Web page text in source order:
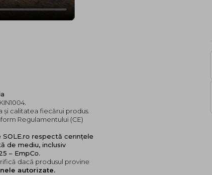
și calitatea fiecărui produs.
Regulamentului (CE)
respectă cerințele
de mediu, inclusiv
– EmpCo.
dacă produsul provine
autorizate.